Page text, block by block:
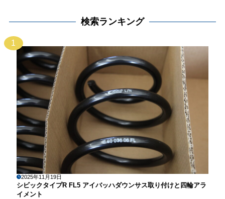
検索ランキング
1
2025年11月19日
シビックタイプR FL5 アイバッハダウンサス取り付けと四輪アラ
イメント